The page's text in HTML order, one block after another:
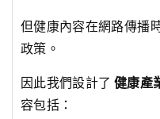
但健康內容在網路傳播
政策。
因此我們設計了 健康產
容包括：